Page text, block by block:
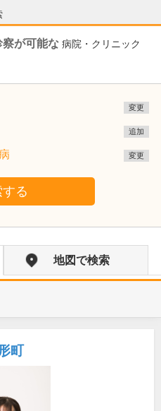
が可能な 病院・クリニック
変更
追加
変更
る
地図で検索
町